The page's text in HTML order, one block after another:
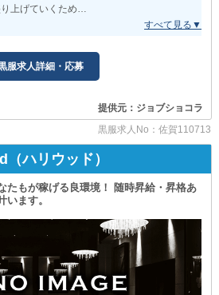
休みたい」
》を採用しています。
方も
方にも嬉しいポイント！
い方へ
ハウをレクチャーします。
に着けて
上げていくため
おり、定着率の良さも自慢です。
私たちと一緒に解決していきましょう。
コラ）】
”は
要視！
ト問わず
す。
服求人詳細・応募
提供元：ジョブショコラ
黒服求人No：佐賀110713
ハリウッド）
もが稼げる良環境！ 随時昇給・昇格あ
います。